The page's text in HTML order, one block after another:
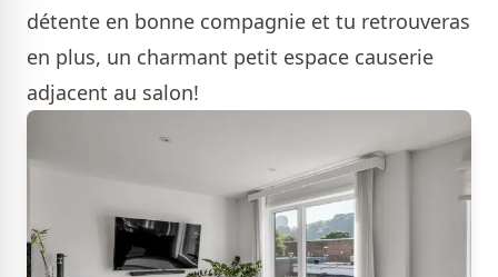
détente en bonne compagnie et tu retrouveras
en plus, un charmant petit espace causerie
adjacent au salon!